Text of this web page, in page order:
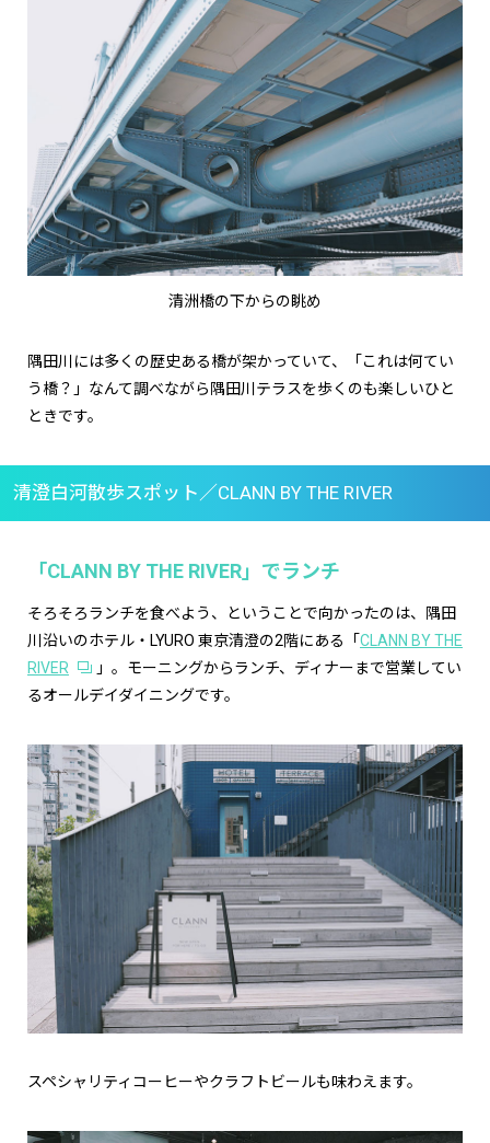
清洲橋の下からの眺め
隅田川には多くの歴史ある橋が架かっていて、「これは何てい
う橋？」なんて調べながら隅田川テラスを歩くのも楽しいひと
ときです。
清澄白河散歩スポット／CLANN BY THE RIVER
「CLANN BY THE RIVER」でランチ
そろそろランチを食べよう、ということで向かったのは、隅田
川沿いのホテル・LYURO 東京清澄の2階にある「 CLANN BY THE
RIVER
」。モーニングからランチ、ディナーまで営業してい
るオールデイダイニングです。
スペシャリティコーヒーやクラフトビールも味わえます。